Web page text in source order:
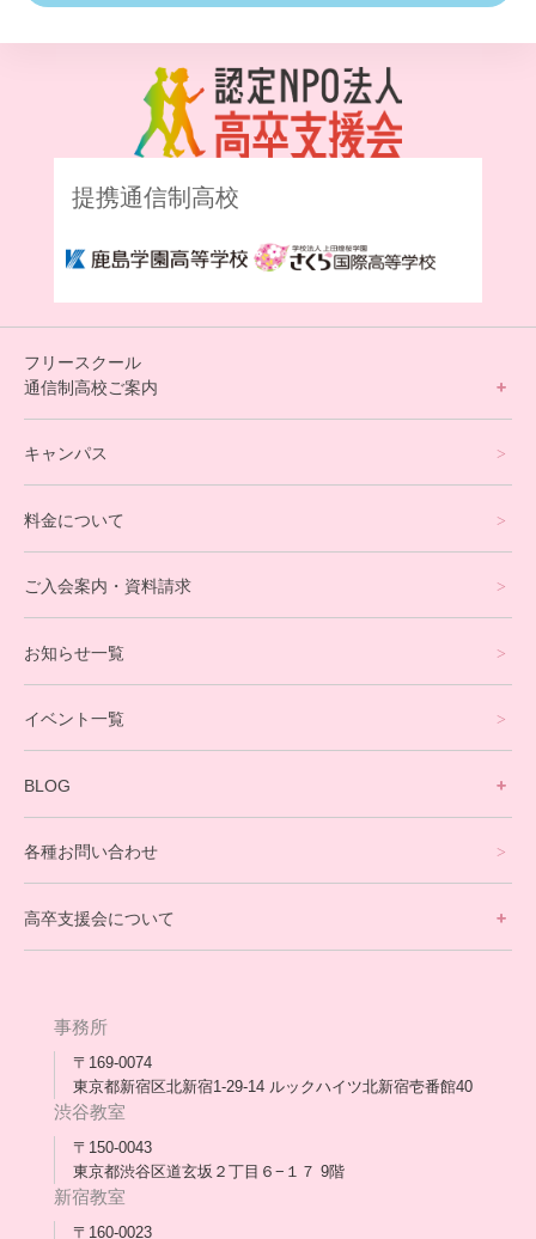
提携通信制高校
フリースクール
通信制高校ご案内
オンラインコース
eスポーツコース
就労支援コース
英会話・海外留学コース
寮生活サポート
卒業生の今
アウトリーチ支援
[家庭訪問カウンセリング]
キャンパス
料金について
ご入会案内・資料請求
お知らせ一覧
イベント一覧
BLOG
保護者交流だより一覧
会長コラム一覧
各種お問い合わせ
高卒支援会について
メディア出演
スタッフ紹介
合格・進路実績
事務所
〒169-0074
東京都新宿区北新宿1-29-14 ルックハイツ北新宿壱番館40
渋谷教室
〒150-0043
東京都渋谷区道玄坂２丁目６−１７ 9階
新宿教室
〒160-0023